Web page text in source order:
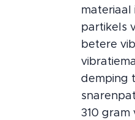
materiaal
partikels
betere
demping
310 gram